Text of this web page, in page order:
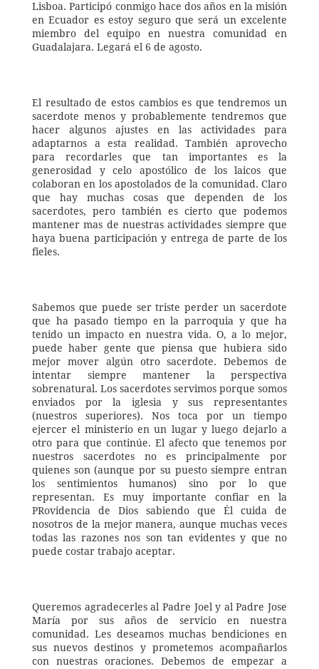
Lisboa. Participó conmigo hace dos años en la misión
en Ecuador es estoy seguro que será un excelente
miembro del equipo en nuestra comunidad en
Guadalajara. Legará el 6 de agosto.
El resultado de estos cambios es que tendremos un
sacerdote menos y probablemente tendremos que
hacer algunos ajustes en las actividades para
adaptarnos a esta realidad. También aprovecho
para recordarles que tan importantes es la
generosidad y celo apostólico de los laicos que
colaboran en los apostolados de la comunidad. Claro
que hay muchas cosas que dependen de los
sacerdotes, pero también es cierto que podemos
mantener mas de nuestras actividades siempre que
haya buena participación y entrega de parte de los
fieles.
Sabemos que puede ser triste perder un sacerdote
que ha pasado tiempo en la parroquia y que ha
tenido un impacto en nuestra vida. O, a lo mejor,
puede haber gente que piensa que hubiera sido
mejor mover algún otro sacerdote. Debemos de
intentar siempre mantener la perspectiva
sobrenatural. Los sacerdotes servimos porque somos
enviados por la iglesia y sus representantes
(nuestros superiores). Nos toca por un tiempo
ejercer el ministerio en un lugar y luego dejarlo a
otro para que continúe. El afecto que tenemos por
nuestros sacerdotes no es principalmente por
quienes son (aunque por su puesto siempre entran
los sentimientos humanos) sino por lo que
representan. Es muy importante confiar en la
PRovidencia de Dios sabiendo que Él cuida de
nosotros de la mejor manera, aunque muchas veces
todas las razones nos son tan evidentes y que no
puede costar trabajo aceptar.
Queremos agradecerles al Padre Joel y al Padre Jose
María por sus años de servicio en nuestra
comunidad. Les deseamos muchas bendiciones en
sus nuevos destinos y prometemos acompañarlos
con nuestras oraciones. Debemos de empezar a